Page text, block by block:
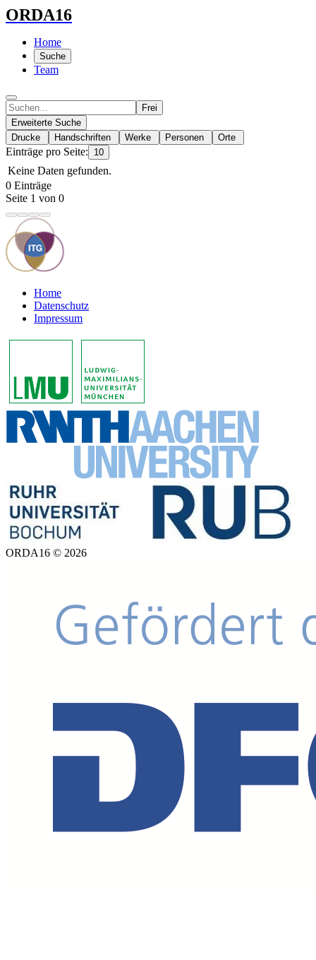
ORDA16
Home
Suche
Team
Frei
Erweiterte Suche
Drucke
Handschriften Werke Personen Orte
Einträge pro Seite: 10
Keine Daten gefunden.
0 Einträge
Seite 1 von 0
Home
Datenschutz
Impressum
ORDA16 © 2026